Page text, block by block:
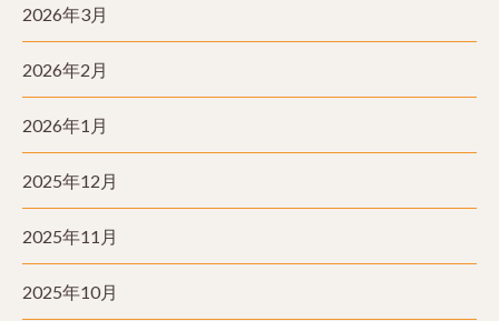
2026年3月
2026年2月
2026年1月
2025年12月
2025年11月
2025年10月